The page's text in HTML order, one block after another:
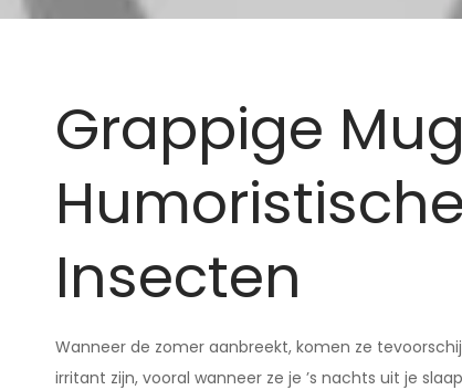
Grappige
Insecten
Wanneer de zomer aanbreekt, komen ze
irritant zijn, vooral wanneer ze je ’s nachts uit je